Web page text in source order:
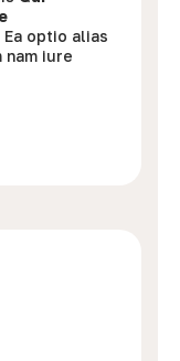
optio alias
iure